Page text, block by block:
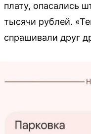
плату, опасались
тысячи рублей.
спрашивали друг